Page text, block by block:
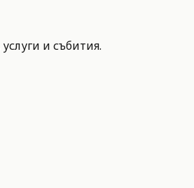
и събития.